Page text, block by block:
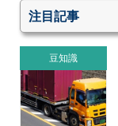
注目記事
豆知識